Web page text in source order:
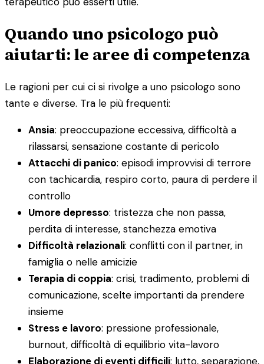
Quando uno psicologo può
aiutarti: le aree di competenza
Le ragioni per cui ci si rivolge a uno psicologo sono
tante e diverse. Tra le più frequenti:
Ansia: preoccupazione eccessiva, difficoltà a
rilassarsi, sensazione costante di pericolo
Attacchi di panico: episodi improvvisi di terrore
con tachicardia, respiro corto, paura di perdere il
controllo
Umore depresso: tristezza che non passa,
perdita di interesse, stanchezza emotiva
Difficoltà relazionali: conflitti con il partner, in
famiglia o nelle amicizie
Terapia di coppia: crisi, tradimento, problemi di
comunicazione, scelte importanti da prendere
insieme
Stress e lavoro: pressione professionale,
burnout, difficoltà di equilibrio vita-lavoro
Elaborazione di eventi difficili: lutto, separazione,